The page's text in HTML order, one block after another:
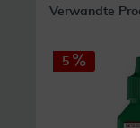
Verwandte
5